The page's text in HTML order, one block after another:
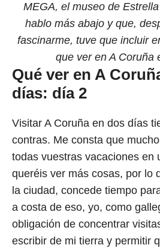
MEGA, el museo de
hablo más abajo y que,
fascinarme, tuve que incluir
que ver en A Coruña
Qué ver en A
días: día 2
Visitar A Coruña en dos días
contras. Me consta que
todas vuestras vacaciones en
queréis ver más cosas, por lo
la ciudad, concede tiempo
a costa de eso, yo, como
obligación de concentrar
escribir de mi tierra y permitir